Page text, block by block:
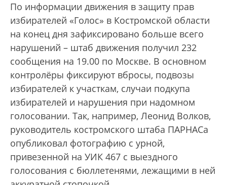
По информации движения в защиту прав
избирателей «Голос» в Костромской области
на конец дня зафиксировано больше всего
нарушений – штаб движения получил 232
сообщения на 19.00 по Москве. В основном
контролёры фиксируют вбросы, подвозы
избирателей к участкам, случаи подкупа
избирателей и нарушения при надомном
голосовании. Так, например, Леонид Волков,
руководитель костромского штаба ПАРНАСа
опубликовал фотографию с урной,
привезенной на УИК 467 с выездного
голосования с бюллетенями, лежащими в ней